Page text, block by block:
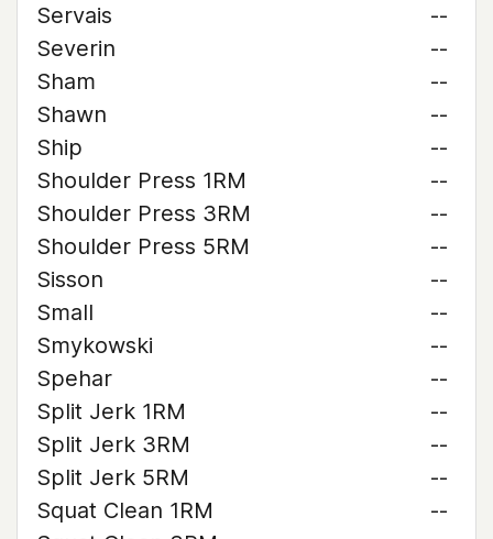
Servais
--
Severin
--
Sham
--
Shawn
--
Ship
--
Shoulder Press 1RM
--
Shoulder Press 3RM
--
Shoulder Press 5RM
--
Sisson
--
Small
--
Smykowski
--
Spehar
--
Split Jerk 1RM
--
Split Jerk 3RM
--
Split Jerk 5RM
--
Squat Clean 1RM
--